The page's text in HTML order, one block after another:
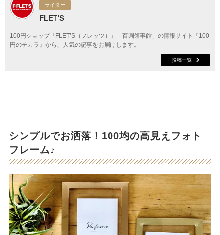
ライター
FLET’S
100円ショップ「FLET’S（フレッツ）」「百圓領事館」の情報サイト『100
円のチカラ』から、人気の記事をお届けします。
投稿一覧
シンプルでお洒落！100均の高見えフォト
フレーム♪